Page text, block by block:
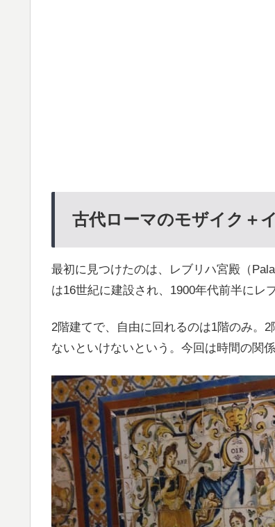
古代ローマのモザイク＋
最初に見つけたのは、レブリハ宮殿（
は16世紀に建設され、1900年代前半にレ
2階建てで、自由に回れるのは1階のみ。
ないといけないという。今回は時間の関